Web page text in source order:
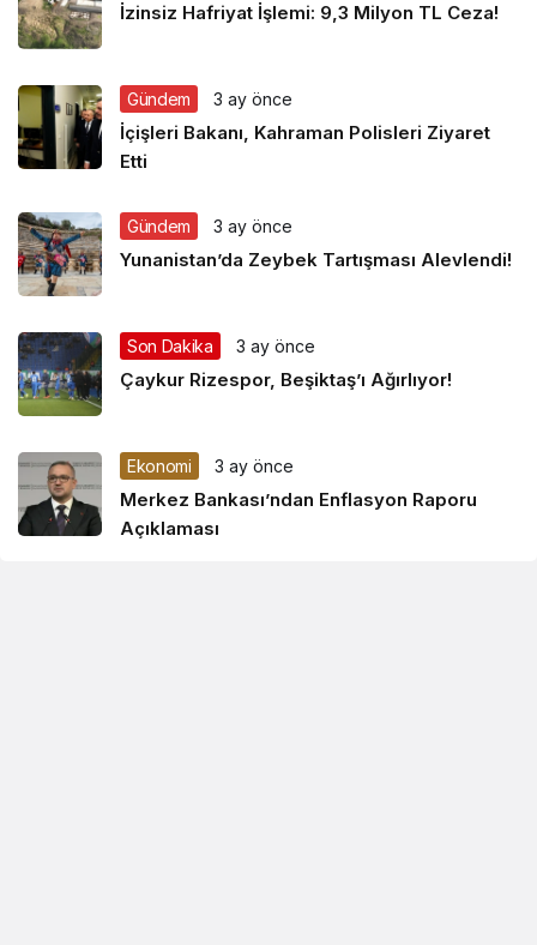
İzinsiz Hafriyat İşlemi: 9,3 Milyon TL Ceza!
Gündem 3 ay önce
İçişleri Bakanı, Kahraman Polisleri Ziyaret
Etti
Gündem 3 ay önce
Yunanistan’da Zeybek Tartışması Alevlendi!
Son Dakika 3 ay önce
Çaykur Rizespor, Beşiktaş’ı Ağırlıyor!
Ekonomi 3 ay önce
Merkez Bankası’ndan Enflasyon Raporu
Açıklaması